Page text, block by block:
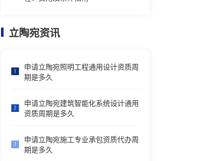
立陶宛资讯
1
申请立陶宛照明工程通用设计资质周
期是多久
2
申请立陶宛建筑智能化系统设计通用
资质周期是多久
3
申请立陶宛施工专业承包资质代办周
期是多久